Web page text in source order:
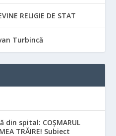
RELIGIE DE STAT
Turbincă
din spital: COȘMARUL
TRĂIRE! Subiect